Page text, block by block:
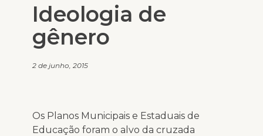
Ideologia de
gênero
2 de junho, 2015
Os Planos Municipais e Estaduais de
Educação foram o alvo da cruzada